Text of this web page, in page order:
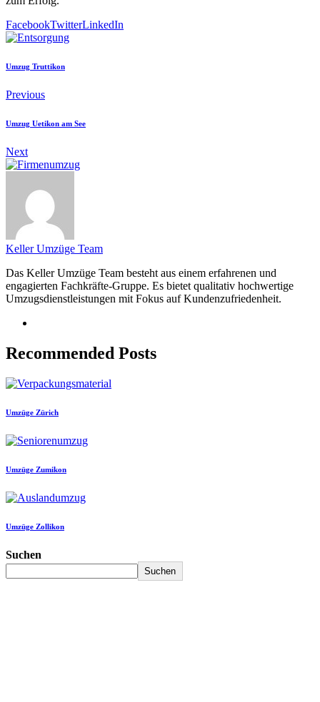
FacebookTwitterLinkedIn
Umzug Truttikon
Previous
Umzug Uetikon am See
Next
Keller Umzüge Team
Das Keller Umzüge Team besteht aus einem erfahrenen und
engagierten Fachkräfte-Gruppe. Es bietet qualitativ hochwertige
Umzugsdienstleistungen mit Fokus auf Kundenzufriedenheit.
Recommended Posts
Umzüge Zürich
Umzüge Zumikon
Umzüge Zollikon
Suchen
Suchen